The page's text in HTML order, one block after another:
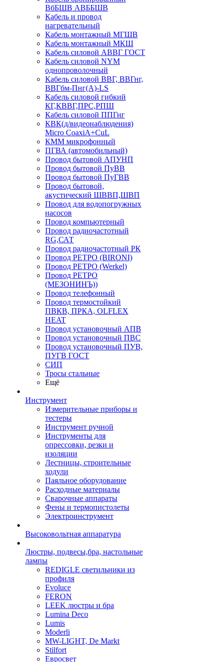
ВбБШВ АВББШВ
Кабель и провод
нагревательный
Кабель монтажный МГШВ
Кабель монтажный МКШ
Кабель силовой АВВГ ГОСТ
Кабель силовой NYM
однопроволочный
Кабель силовой ВВГ, ВВГнг,
ВВГбм-Пнг(А)-LS
Кабель силовой гибкий
КГ,КВВГ,ПРС,РПШ
Кабель силовой ППГнг
КВК(д/видеонаблюдения)
Micro CoaxiA+CuL
КММ микрофонный
ПГВА (автомобильный)
Провод бытовой АПУНП
Провод бытовой ПуВВ
Провод бытовой ПуГВВ
Провод бытовой,
акустический ШВВП,ШВП
Провод для водопогружных
насосов
Провод компьютерный
Провод радиочастотный
RG,САТ
Провод радиочастотный РК
Провод РЕТРО (BIRONI)
Провод РЕТРО (Werkel)
Провод РЕТРО
(МЕЗОНИНЪ))
Провод телефонный
Провод термостойкий
ПВКВ, ПРКА, OLFLEX
HEAT
Провод установочный АПВ
Провод установочный ПВС
Провод установочный ПУВ,
ПУГВ ГОСТ
СИП
Тросы стальные
Ещё
Инструмент
Измерительные приборы и
тестеры
Инструмент ручной
Инструменты для
опрессовки, резки и
изоляции
Лестницы, строительные
ходули
Паяльное оборудование
Расходные материалы
Сварочные аппараты
Фены и термопистолеты
Электроинструмент
Высоковольтная аппаратура
Люстры, подвесы,бра, настольные
лампы
REDIGLE светильники из
профиля
Evoluce
FERON
LEEK люстры и бра
Lumina Deco
Lumis
Moderli
MW-LIGHT, De Markt
Stilfort
Евросвет